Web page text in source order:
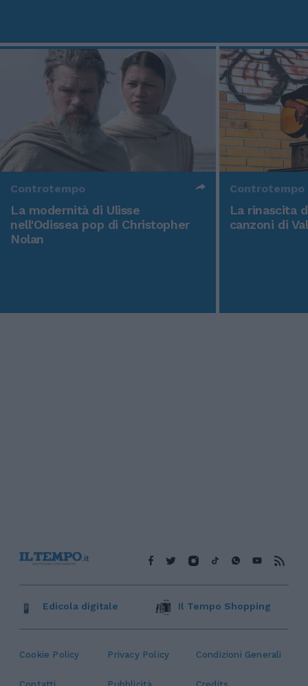
Controtempo
La modernità di Ulisse
nell'Odissea pop di Christopher
Nolan
Controtempo
La rinascita
canzoni di
Cookie Policy Privacy Policy Condizioni Generali
Edicola digitale Il Tempo Shopping